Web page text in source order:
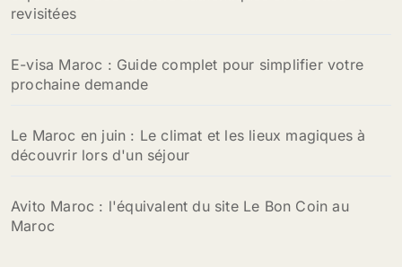
revisitées
E-visa Maroc : Guide complet pour simplifier votre
prochaine demande
Le Maroc en juin : Le climat et les lieux magiques à
découvrir lors d'un séjour
Avito Maroc : l'équivalent du site Le Bon Coin au
Maroc